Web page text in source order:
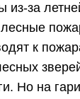
из-за
к
Но на